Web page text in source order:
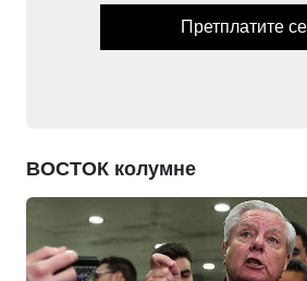
Претплатите се
ВОСТОК колумне